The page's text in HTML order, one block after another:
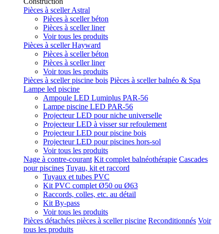
Pièces à sceller Astral
Pièces à sceller béton
Pièces à sceller liner
Voir tous les produits
Pièces à sceller Hayward
Pièces à sceller béton
Pièces à sceller liner
Voir tous les produits
Pièces à sceller piscine bois Pièces à sceller balnéo & Spa
Lampe led piscine
Ampoule LED Lumiplus PAR-56
Lampe piscine LED PAR-56
Projecteur LED pour niche universelle
Projecteur LED à visser sur refoulement
Projecteur LED pour piscine bois
Projecteur LED pour piscines hors-sol
Voir tous les produits
Nage à contre-courant Kit complet balnéothérapie Cascades
pour piscines Tuyau, kit et raccord
Tuyaux et tubes PVC
Kit PVC complet Ø50 ou Ø63
Raccords, colles, etc. au détail
Kit By-pass
Voir tous les produits
Pièces détachées pièces à sceller piscine Reconditionnés Voir
tous les produits